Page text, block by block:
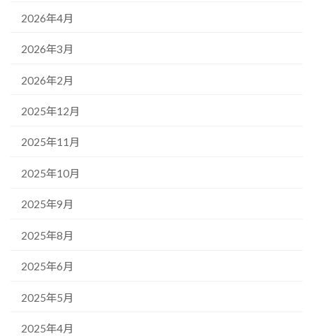
2026年4月
2026年3月
2026年2月
2025年12月
2025年11月
2025年10月
2025年9月
2025年8月
2025年6月
2025年5月
2025年4月